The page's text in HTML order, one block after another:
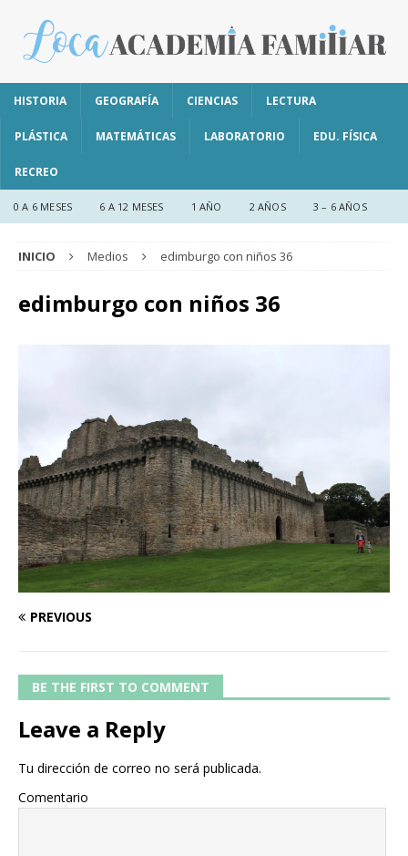
HISTORIA GEOGRAFÍA CIENCIAS LECTURA
PLÁSTICA MATEMÁTICAS LABORATORIO EDU. FÍSICA
RECREO
0 A 6 MESES 6 A 12 MESES 1 AÑO 2 AÑOS 3 – 6 AÑOS
INICIO Medios edimburgo con niños 36
edimburgo con niños 36
PREVIOUS
BE THE FIRST TO COMMENT
Leave a Reply
Tu dirección de correo no será publicada.
Comentario